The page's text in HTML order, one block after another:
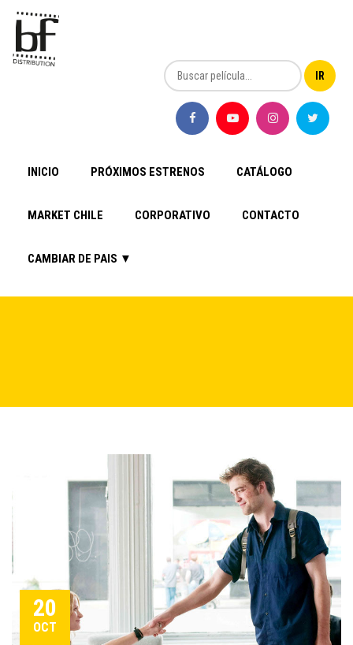
INICIO PRÓXIMOS ESTRENOS CATÁLOGO
MARKET CHILE CORPORATIVO CONTACTO
CAMBIAR DE PAIS ▼
20
OCT